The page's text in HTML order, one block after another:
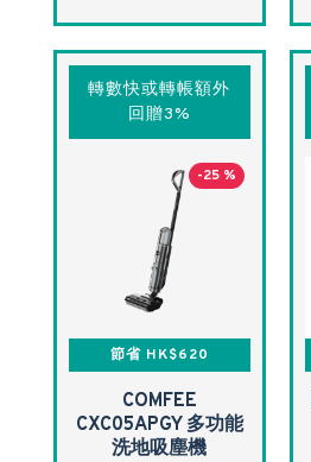
轉數快或轉帳額外
回贈3%
-25 %
節省 HK$620
COMFEE
CXC05APGY 多功能
洗地吸塵機